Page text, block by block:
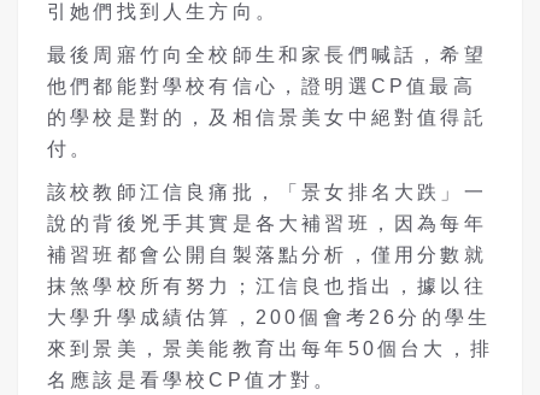
引她們找到人生方向。
最後周寤竹向全校師生和家長們喊話，希望
他們都能對學校有信心，證明選CP值最高
的學校是對的，及相信景美女中絕對值得託
付。
該校教師江信良痛批，「景女排名大跌」一
說的背後兇手其實是各大補習班，因為每年
補習班都會公開自製落點分析，僅用分數就
抹煞學校所有努力；江信良也指出，據以往
大學升學成績估算，200個會考26分的學生
來到景美，景美能教育出每年50個台大，排
名應該是看學校CP值才對。